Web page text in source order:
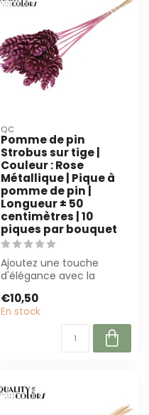
QC
Pomme de pin
Strobus sur tige |
Couleur : Rose
Métallique | Pique à
pomme de pin |
Longueur ± 50
centimètres | 10
piques par bouquet
Ajoutez une touche
d'élégance avec la
métallique sur tige de Q...
€10,50
En stock